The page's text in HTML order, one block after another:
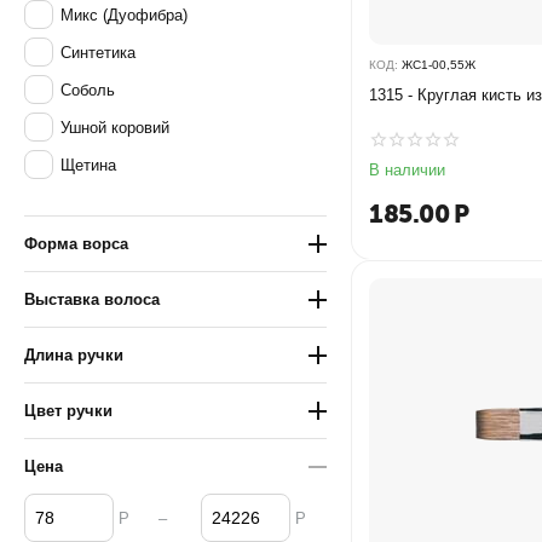
КОД: ЖС1-00,55Ж
1315 - Круглая кисть
В наличии
185.00Р
Микс (Дуофибра)
Синтетика
Соболь
Ушной коровий
Щетина
Форма ворса
Выставка волоса
Длина ручки
Цвет ручки
Цена
Р – Р